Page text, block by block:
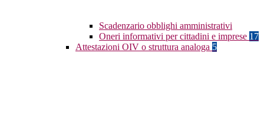
Scadenzario obblighi amministrativi
Oneri informativi per cittadini e imprese 17
Attestazioni OIV o struttura analoga 5